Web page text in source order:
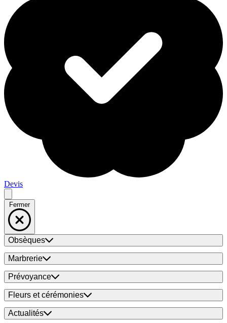
Devis
Fermer
Obsèques
Marbrerie
Prévoyance
Fleurs et cérémonies
Actualités